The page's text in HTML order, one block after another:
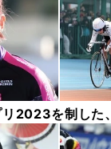
2023を制した